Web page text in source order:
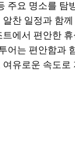
주요 명소를 탐
찬 일정과 함께
에서 편안한
어는 편안함과
유로운 속도로
의 진수를 경험